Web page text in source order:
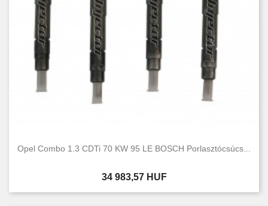
Opel Combo 1.3 CDTi 70 KW 95 LE BOSCH Porlasztócsúcs...
Ár
34 983,57 HUF